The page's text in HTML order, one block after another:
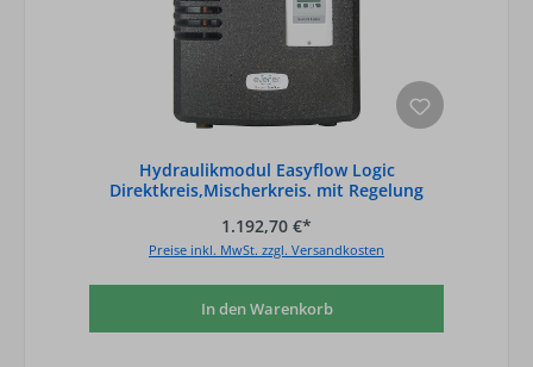
Hydraulikmodul Easyflow Logic
Direktkreis,Mischerkreis. mit Regelung
1.192,70 €*
Preise inkl. MwSt. zzgl. Versandkosten
In den Warenkorb